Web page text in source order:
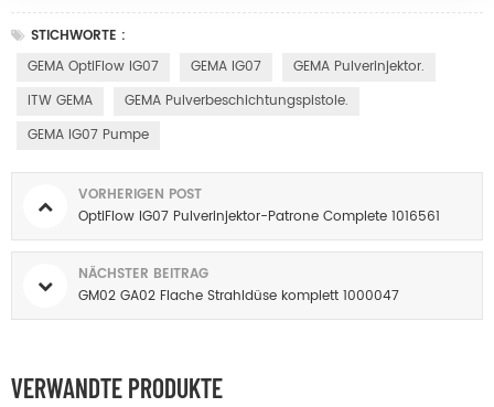
STICHWORTE :
GEMA OptiFlow IG07
GEMA IG07
GEMA Pulverinjektor.
ITW GEMA
GEMA Pulverbeschichtungspistole.
GEMA IG07 Pumpe
VORHERIGEN POST
OptiFlow IG07 Pulverinjektor-Patrone Complete 1016561
NÄCHSTER BEITRAG
GM02 GA02 Flache Strahldüse komplett 1000047
VERWANDTE PRODUKTE